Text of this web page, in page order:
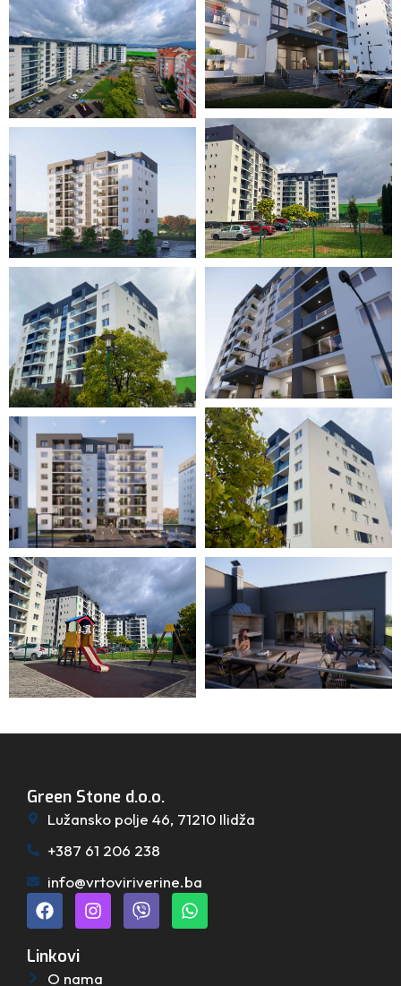
Green Stone d.o.o.
Lužansko polje 46, 71210 Ilidža
+387 61 206 238
info@vrtoviriverine.ba
Linkovi
O nama